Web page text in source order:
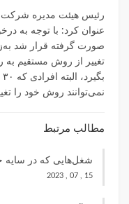
رئیس هیئت مدیره شرکت
عنوان کرد: با توجه به
صورت گرفته قرار شد
تغییر از روش مستقیم به
نمی‌توانند روش خود را
مطالب مرتبط
شغل‌‌هایی که در سایه
15 , 07 , 2023